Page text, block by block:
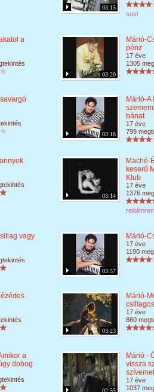
03:15
suvi
a
03:20
Márió-
pénz
17 éve
1305
03:18
Márió-A
bánat
17 éve
799
03:14
Maché-
keserű
Klub
17 éve
1376
vagy
03:57
Márió-
17 éve
1190
03:23
Márió-
17 éve
860
a
dobog
02:55
Márió -
vissza
szívemet
17 éve
1037